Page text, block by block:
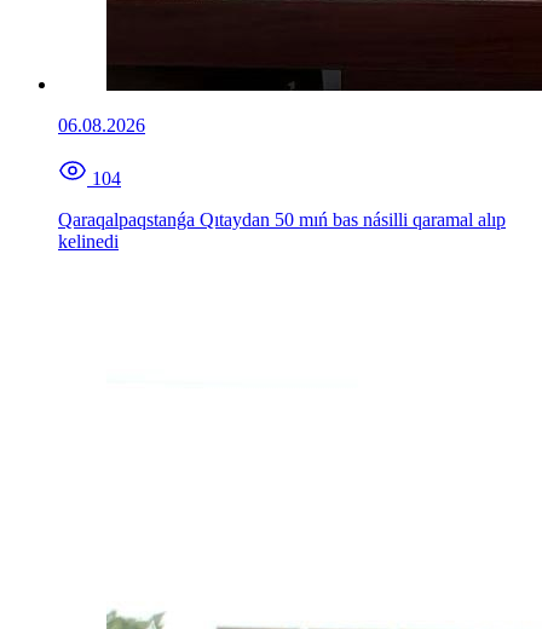
06.08.2026
104
Qaraqalpaqstanǵa Qıtaydan 50 mıń bas násilli qaramal alıp
kelinedi